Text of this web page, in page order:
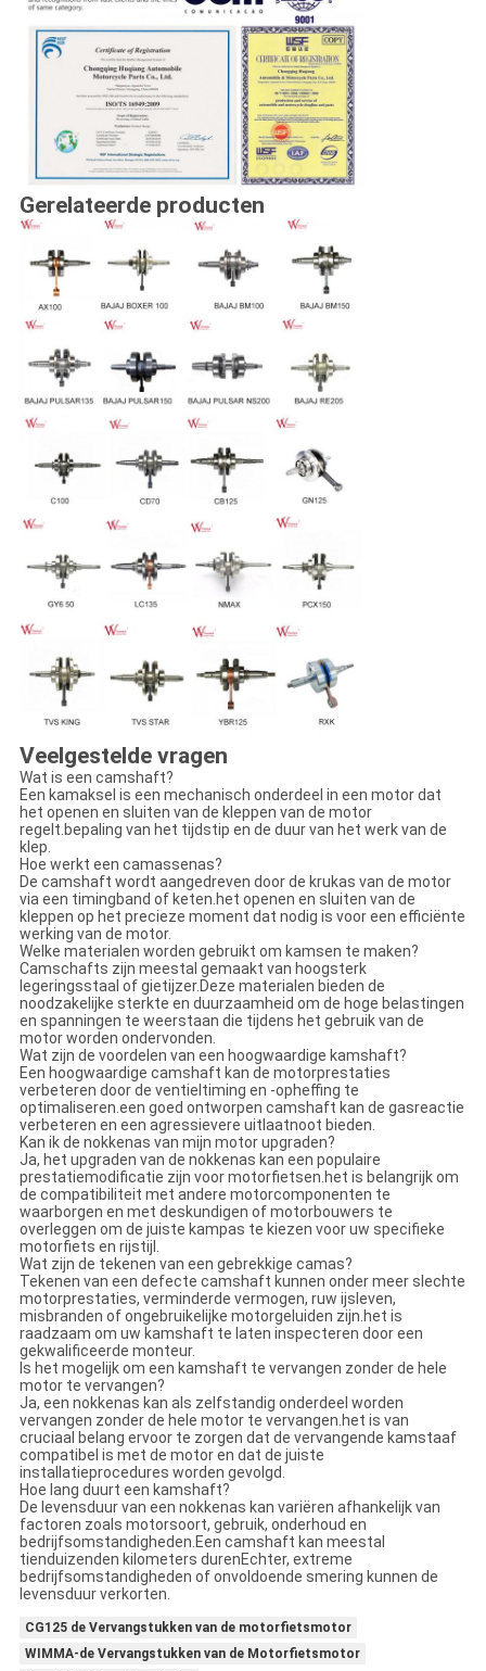
Gerelateerde producten
Veelgestelde vragen
Wat is een camshaft?
Een kamaksel is een mechanisch onderdeel in een motor dat
het openen en sluiten van de kleppen van de motor
regelt.bepaling van het tijdstip en de duur van het werk van de
klep.
Hoe werkt een camassenas?
De camshaft wordt aangedreven door de krukas van de motor
via een timingband of keten.het openen en sluiten van de
kleppen op het precieze moment dat nodig is voor een efficiënte
werking van de motor.
Welke materialen worden gebruikt om kamsen te maken?
Camschafts zijn meestal gemaakt van hoogsterk
legeringsstaal of gietijzer.Deze materialen bieden de
noodzakelijke sterkte en duurzaamheid om de hoge belastingen
en spanningen te weerstaan die tijdens het gebruik van de
motor worden ondervonden.
Wat zijn de voordelen van een hoogwaardige kamshaft?
Een hoogwaardige camshaft kan de motorprestaties
verbeteren door de ventieltiming en -opheffing te
optimaliseren.een goed ontworpen camshaft kan de gasreactie
verbeteren en een agressievere uitlaatnoot bieden.
Kan ik de nokkenas van mijn motor upgraden?
Ja, het upgraden van de nokkenas kan een populaire
prestatiemodificatie zijn voor motorfietsen.het is belangrijk om
de compatibiliteit met andere motorcomponenten te
waarborgen en met deskundigen of motorbouwers te
overleggen om de juiste kampas te kiezen voor uw specifieke
motorfiets en rijstijl.
Wat zijn de tekenen van een gebrekkige camas?
Tekenen van een defecte camshaft kunnen onder meer slechte
motorprestaties, verminderde vermogen, ruw ijsleven,
misbranden of ongebruikelijke motorgeluiden zijn.het is
raadzaam om uw kamshaft te laten inspecteren door een
gekwalificeerde monteur.
Is het mogelijk om een kamshaft te vervangen zonder de hele
motor te vervangen?
Ja, een nokkenas kan als zelfstandig onderdeel worden
vervangen zonder de hele motor te vervangen.het is van
cruciaal belang ervoor te zorgen dat de vervangende kamstaaf
compatibel is met de motor en dat de juiste
installatieprocedures worden gevolgd.
Hoe lang duurt een kamshaft?
De levensduur van een nokkenas kan variëren afhankelijk van
factoren zoals motorsoort, gebruik, onderhoud en
bedrijfsomstandigheden.Een camshaft kan meestal
tienduizenden kilometers durenEchter, extreme
bedrijfsomstandigheden of onvoldoende smering kunnen de
levensduur verkorten.
CG125 de Vervangstukken van de motorfietsmotor
WIMMA-de Vervangstukken van de Motorfietsmotor